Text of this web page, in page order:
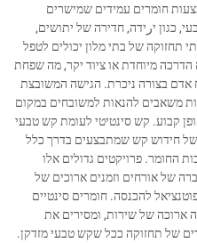
חומרים עמידים שמישרים
כגון יرידה, חדירה של יתושים,
תחזוקה של בתי מלון יכולים לטפל
הדרכה מיוחדת או ציוד יקר, מה שפחת
אדם בצורה ניכרת. הגישה המשובצת
משאבים להנאות למשובחים במקום
קבוע. קש סינטיטי לעומת קש טבעי
של חידוש קש שמתבצעים בדרך כלל
החומר. פרויקטים גדולים אלו
של אורחים וזמנים ארוכים של
להכנסה. חומרים סינטיים
ארוכה של שירות, ומסירים את
של תחזוקה ככל שקש טבעי מזדקן.